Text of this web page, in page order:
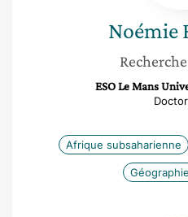
Noémie
Recherche
ESO Le Mans
Afrique subsaharienne